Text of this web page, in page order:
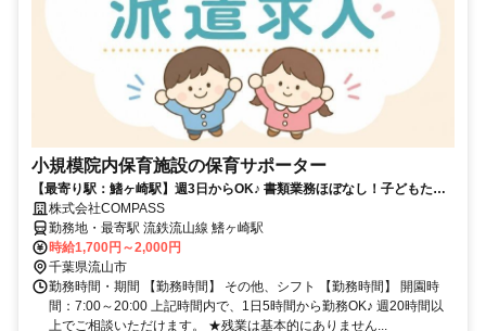
小規模院内保育施設の保育サポーター
【最寄り駅：鰭ヶ崎駅】週3日からOK♪ 書類業務ほぼなし！子どもたち
とじっくり関われる環境★
株式会社COMPASS
勤務地・最寄駅 流鉄流山線 鰭ヶ崎駅
時給1,700円～2,000円
千葉県流山市
勤務時間・期間 【勤務時間】 その他、シフト 【勤務時間】 開園時
間：7:00～20:00 上記時間内で、1日5時間から勤務OK♪ 週20時間以
上でご相談いただけます。 ★残業は基本的にありません...